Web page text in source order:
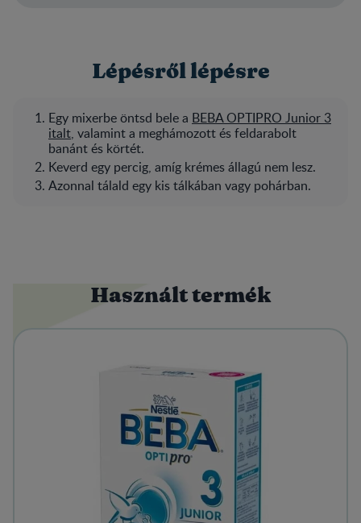
Lépésről lépésre
Egy mixerbe öntsd bele a BEBA OPTIPRO Junior 3
italt, valamint a meghámozott és feldarabolt
banánt és körtét.
Keverd egy percig, amíg krémes állagú nem lesz.
Azonnal tálald egy kis tálkában vagy pohárban.
Használt termék